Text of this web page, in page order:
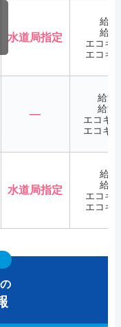
水道局指定
給
給
エコキ
エコキ
―
給湯
給湯
エコキ
エコキ
水道局指定
給
給
エコキ
エコキ